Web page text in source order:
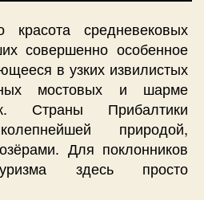
средневековых
совершенно особенное
в узких извилистых
мостовых и шарме
Страны Прибалтики
природой,
Для поклонников
здесь просто